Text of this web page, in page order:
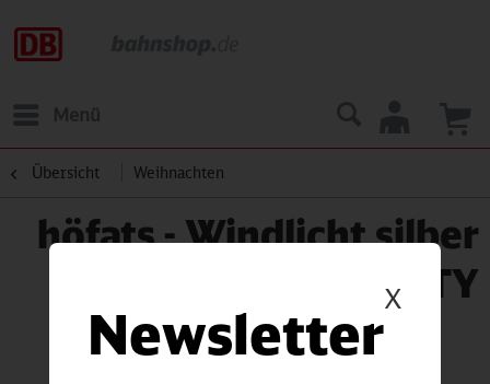
Menü
Übersicht Weihnachten
höfats - Windlicht silber
GRAVITY
X
Newsletter